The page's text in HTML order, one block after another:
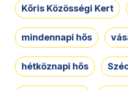
Kőris Közösségi Kert
mindennapi hős
hétköznapi hős